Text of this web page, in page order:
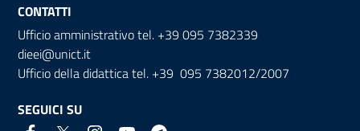
CONTATTI
Ufficio amministrativo tel. +39 095 7382339
dieei@unict.it
Ufficio della didattica tel. +39 095 7382012/2007
SEGUICI SU